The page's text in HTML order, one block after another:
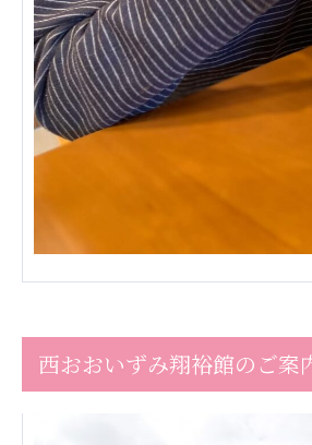
株式会社エネクト 株式会社
海外
海外グループ会社
美迪克（上海）商务咨询有限公司
共生（大連）商務諮詢有限公司
Angkor-Japan Friendship
Hospital
G-COM JOINT STOCK COMPANY
海外子会社・合弁会社
西おおいずみ翔裕館のご案